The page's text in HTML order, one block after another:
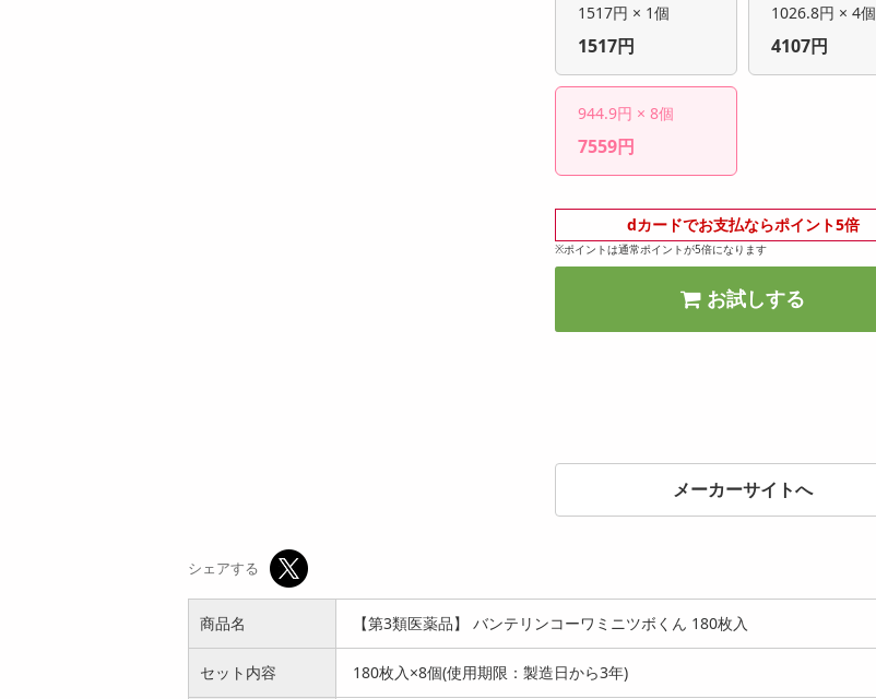
1517円 × 1個
1517円
1026.8円 × 4個
4107円
944.9円 × 8個
7559円
dカードでお支払ならポイント5倍
※ポイントは通常ポイントが5倍になります
お試しする
メーカーサイトへ
シェアする
商品名 【第3類医薬品】 バンテリンコーワミニツボくん 180枚入
セット内容 180枚入×8個(使用期限：製造日から3年)